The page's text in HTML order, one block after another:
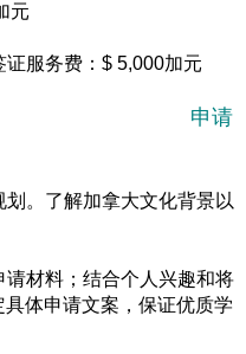
元
服务费：$ 5,000加元
申请
。了解加拿大文化背景以
材料；结合个人兴趣和将
体申请文案，保证优质学